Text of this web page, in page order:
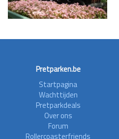
Pretparken.be
Startpagina
Wachttijden
Pretparkdeals
Over ons
Forum
Rollercoasterfriends